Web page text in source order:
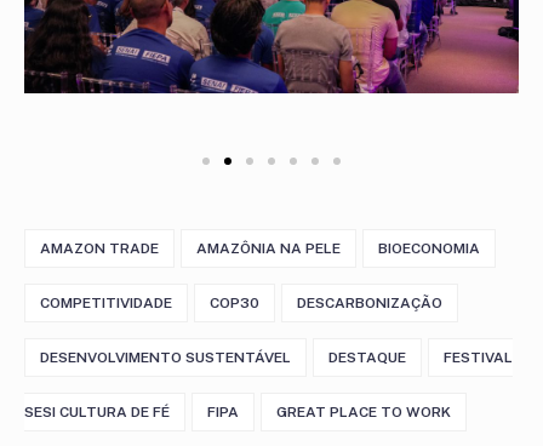
AMAZON TRADE AMAZÔNIA NA PELE BIOECONOMIA
COMPETITIVIDADE COP30 DESCARBONIZAÇÃO
DESENVOLVIMENTO SUSTENTÁVEL DESTAQUE FESTIVAL
SESI CULTURA DE FÉ FIPA GREAT PLACE TO WORK